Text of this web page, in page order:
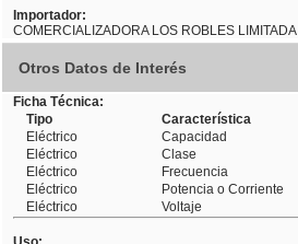
Importador:
COMERCIALIZADORA LOS ROBLES LIMITADA
Otros Datos de Interés
Ficha Técnica:
Tipo
Característica
Eléctrico
Capacidad
Eléctrico
Clase
Eléctrico
Frecuencia
Eléctrico
Potencia o Corriente
Eléctrico
Voltaje